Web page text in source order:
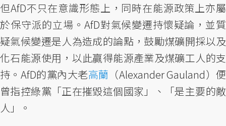
但AfD不只在意識形態上，同時在能源政策上亦屬
於保守派的立場。AfD對氣候變遷持懷疑論，並質
疑氣候變遷是人為造成的論點，鼓勵煤礦開採以及
化石能源使用，以此贏得能源產業及煤礦工人的支
持。AfD的黨內大老高蘭 （Alexander Gauland）便
曾指控綠黨「正在摧毀這個國家」、「是主要的敵
人」。